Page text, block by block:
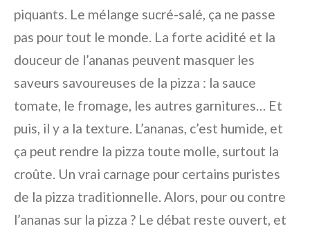
piquants. Le mélange sucré-salé, ça ne passe
pas pour tout le monde. La forte acidité et la
douceur de l’ananas peuvent masquer les
saveurs savoureuses de la pizza : la sauce
tomate, le fromage, les autres garnitures… Et
puis, il y a la texture. L’ananas, c’est humide, et
ça peut rendre la pizza toute molle, surtout la
croûte. Un vrai carnage pour certains puristes
de la pizza traditionnelle. Alors, pour ou contre
l’ananas sur la pizza ? Le débat reste ouvert, et